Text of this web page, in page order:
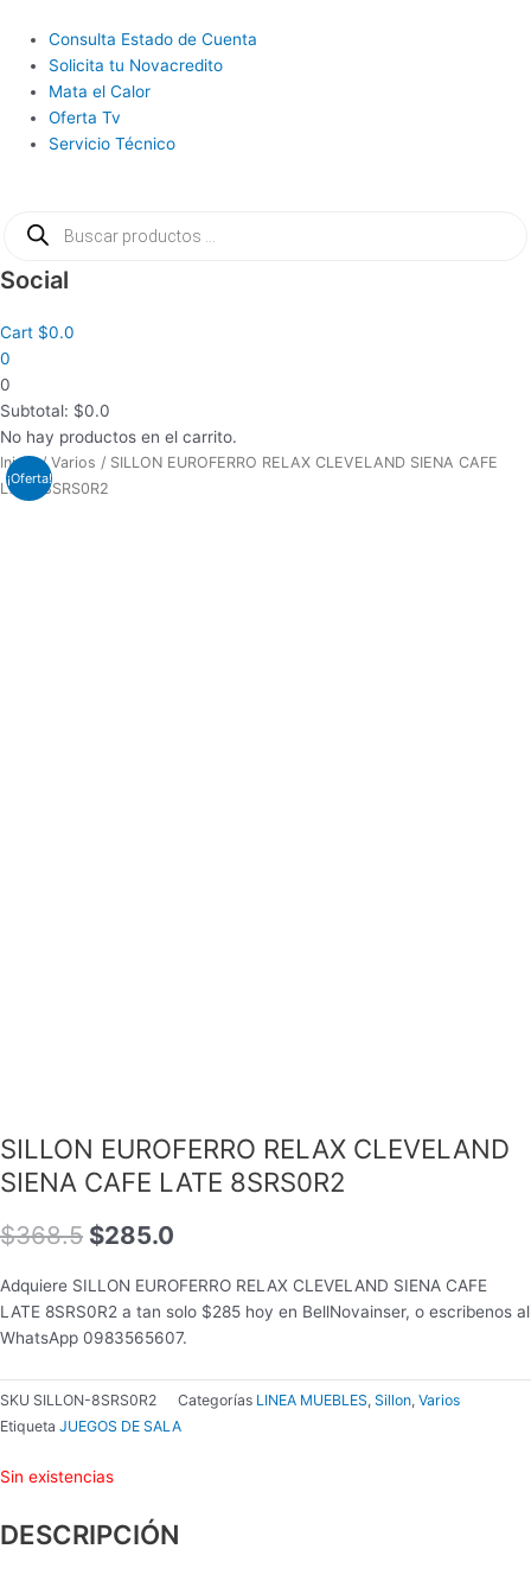
contenido
Main
Menu
Consulta Estado de Cuenta
Solicita tu Novacredito
Mata el Calor
Oferta Tv
Servicio Técnico
productos
Social
Cart $0.0
0
0
Subtotal: $0.0
No hay productos en el carrito.
Inicio/Varios / SILLON EUROFERRO RELAX CLEVELAND SIENA CAFE
LATE 8SRS0R2
¡Oferta!
SILLON EUROFERRO RELAX CLEVELAND
SIENA CAFE LATE 8SRS0R2
$368.5
El
precio
$285.0
El
Adquiere SILLON EUROFERRO RELAX CLEVELAND SIENA CAFE
LATE 8SRS0R2 a tan solo $285 hoy en BellNovainser, o escribenos al
WhatsApp 0983565607.
SKU SILLON-8SRS0R2 Categorías LINEA MUEBLES, Sillon, Varios
Etiqueta JUEGOS DE SALA
Sin existencias
DESCRIPCIÓN